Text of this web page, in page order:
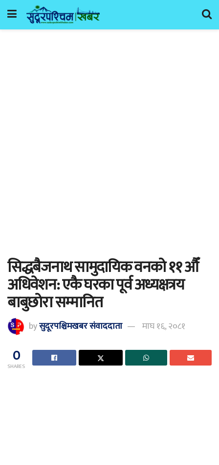
सिद्धबैजनाथ सामुदायिक वनको ११ औँ
अधिवेशन: एकै घरका पूर्व अध्यक्षत्रय
बाबुछोरा सम्मानित
byसुदूरपश्चिमखबर संंवाददाता माघ १६, २०८१
0
SHARES